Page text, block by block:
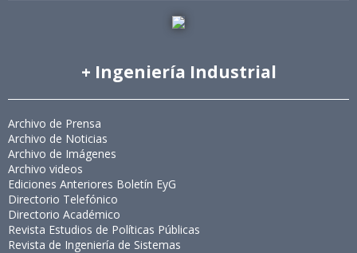
+ Ingeniería Industrial
Archivo de Prensa
Archivo de Noticias
Archivo de Imágenes
Archivo videos
Ediciones Anteriores Boletín EyG
Directorio Telefónico
Directorio Académico
Revista Estudios de Políticas Públicas
Revista de Ingeniería de Sistemas